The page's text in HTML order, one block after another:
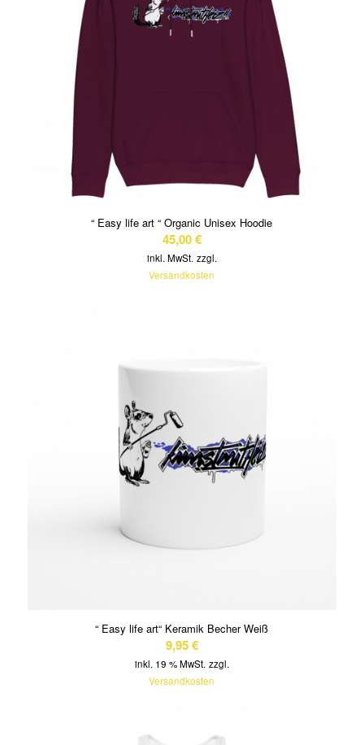
“ Easy life art “ Organic Unisex Hoodie
45,00€
inkl. MwSt. zzgl.
Versandkosten
“ Easy life art“ Keramik Becher Weiß
9,95€
inkl. 19 % MwSt. zzgl.
Versandkosten